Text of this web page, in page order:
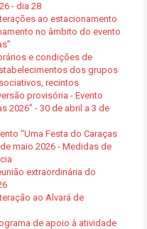
- dia 28
ao estacionamento
no âmbito do evento
e condições de
dos grupos
recintos
provisória - Evento
2026” - 30 de abril a 3 de
“Uma Festa do Caraças
maio 2026 - Medidas de
extraordinária do
ao Alvará de
de apoio à atividade